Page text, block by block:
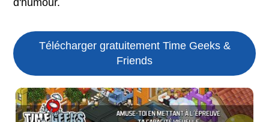
Télécharger gratuitement Time Geeks &
Friends